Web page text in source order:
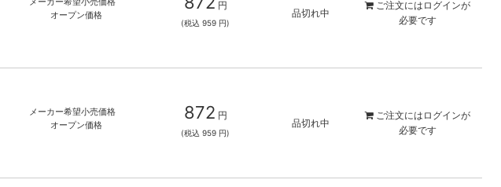
オープン価格
円
(税込 959 円)
品切れ中
ご注文には ログインが
必要です
メーカー希望小売価格
オープン価格
872 円
(税込 959 円)
品切れ中
ご注文には ログインが
必要です